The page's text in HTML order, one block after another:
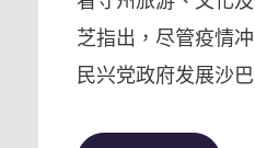
芝指出，尽管疫情
民兴党政府发展沙